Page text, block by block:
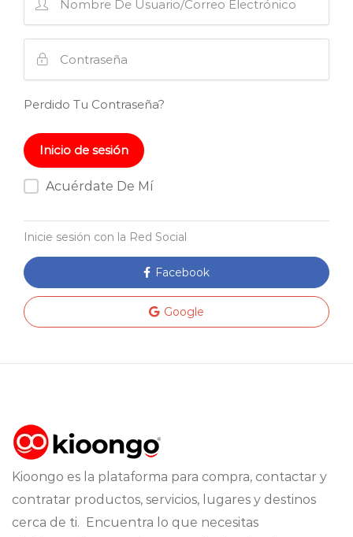
Perdido Tu Contraseña?
Acuérdate De Mí
Inicie sesión con la Red Social
Facebook
Google
Kioongo es la plataforma para compra, contactar y
contratar productos, servicios, lugares y destinos
cerca de ti. Encuentra lo que necesitas